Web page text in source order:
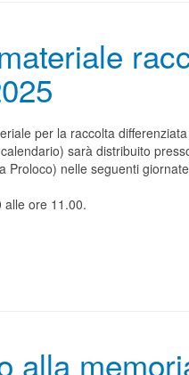
per la raccolta
sarà distribuito
Proloco) nelle seguenti
ore 11.00.
alla